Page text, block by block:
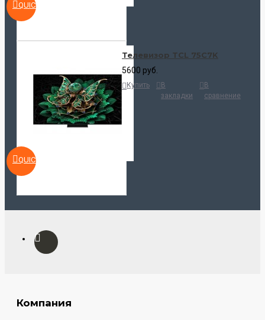
QUICKVIEW
QUICKVIEW
Телевизор TCL 75C7K
5600 руб.
Купить
В
закладки
В
сравнение
Компания